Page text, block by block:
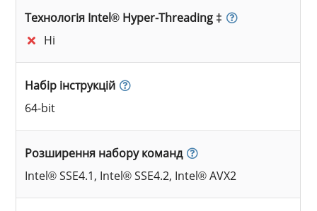
Технологія Intel® Hyper-Threading ‡
Ні
Набір інструкцій
64-bit
Розширення набору команд
Intel® SSE4.1, Intel® SSE4.2, Intel® AVX2